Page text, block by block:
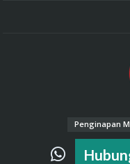
Penginapan